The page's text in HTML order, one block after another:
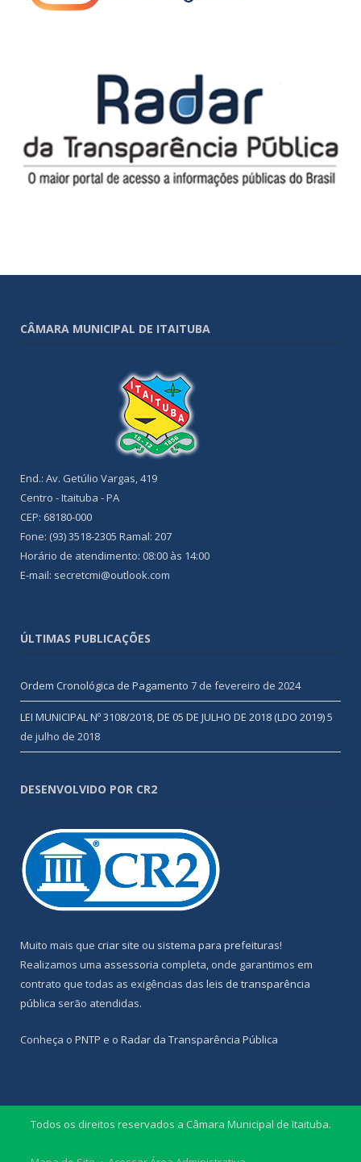
CÂMARA MUNICIPAL DE ITAITUBA
End.: Av. Getúlio Vargas, 419
Centro - Itaituba - PA
CEP: 68180-000
Fone: (93) 3518-2305 Ramal: 207
Horário de atendimento: 08:00 às 14:00
E-mail: secretcmi@outlook.com
ÚLTIMAS PUBLICAÇÕES
Ordem Cronológica de Pagamento 7 de fevereiro de 2024
LEI MUNICIPAL Nº 3108/2018, DE 05 DE JULHO DE 2018 (LDO 2019)5
de julho de 2018
DESENVOLVIDO POR CR2
Muito mais que criar site ou sistema para prefeituras!
Realizamos uma assessoria completa, onde garantimos em
contrato que todas as exigências das leis de transparência
pública serão atendidas.
Conheça o PNTP e o Radar da Transparência Pública
Todos os direitos reservados a Câmara Municipal de Itaituba.